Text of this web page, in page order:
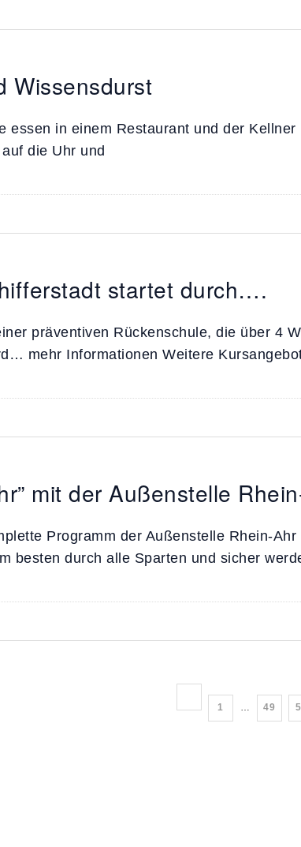
Wissensdurst
essen in einem Restaurant und der
die Uhr und
startet durch….
präventiven Rückenschule, die über 4
mehr Informationen Weitere
mit der Außenstelle
Programm der Außenstelle Rhein-
besten durch alle Sparten und sicher
1 … 49